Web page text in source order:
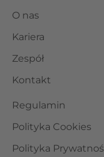
O nas
Kariera
Zespół
Kontakt
Regulamin
Polityka Cookies
Polityka